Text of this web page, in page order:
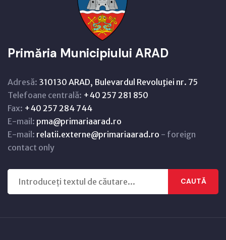
Primăria Municipiului ARAD
Adresă: 310130 ARAD, Bulevardul Revoluţiei nr. 75
Telefoane centrală: +40 257 281 850
Fax: +40 257 284 744
E-mail: pma@primariaarad.ro
E-mail: relatii.externe@primariaarad.ro - foreign
contact only
CAUTĂ